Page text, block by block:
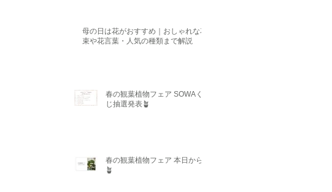
母の日は花がおすすめ｜おしゃれな花
束や花言葉・人気の種類まで解説
春の観葉植物フェア SOWAく
じ抽選発表🪴
春の観葉植物フェア 本日から
🪴